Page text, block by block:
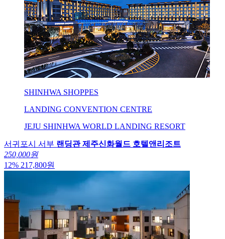
SHINHWA SHOPPES
LANDING CONVENTION CENTRE
JEJU SHINHWA WORLD LANDING RESORT
서귀포시 서부 랜딩관 제주신화월드 호텔앤리조트
250,000원
12% 217,800원